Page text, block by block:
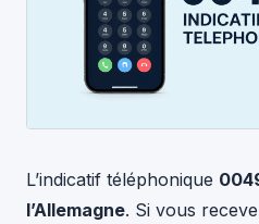
L’indicatif téléphonique
l’Allemagne. Si vous